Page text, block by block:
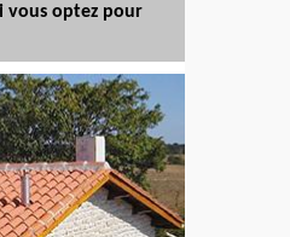
vous optez pour